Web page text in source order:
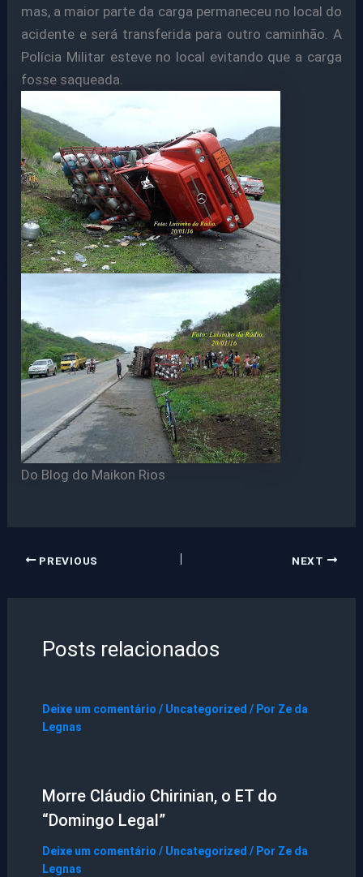
mas, a maior parte da carga permaneceu no local do
acidente e será transferida para outro caminhão. A
Polícia Militar esteve no local evitando que a carga
fosse saqueada.
Do Blog do Maikon Rios
PREVIOUS NEXT
Posts relacionados
Deixe um comentário / Uncategorized / Por Ze da
Legnas
Morre Cláudio Chirinian, o ET do
“Domingo Legal”
Deixe um comentário / Uncategorized / Por Ze da
Legnas